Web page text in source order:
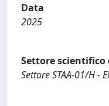
Data
2025
Settore
Settore STAA-01/H -